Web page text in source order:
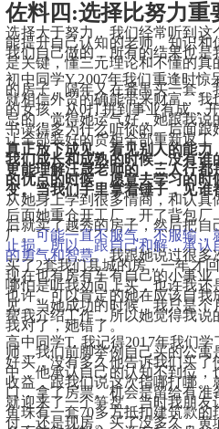
佐料四:选择比努力重
选择大于努力，我们经常听到这
能提升自己认知的老师，知识和
我们自己做的，所有的结果也是
是关键，懂三元理论和不懂的真
初中同学Y,2007年我们重逢时
的房子，隔年又在番禺买一套
就相信外贸的确能带来财富，我
的女孩，从0打拼到事业有成，
忌的，觉得她运气好，她跟我
书读得多为什么听你的。后面
让全部装好的货柜全部重新返工
真正放下成见，看见别人的能
我们成长和成熟的时候，没有
更能理解汪晟老师的，三人行
的优点的时候，愿意去学习的
变。当我们手里拿着锤子，见谁
从她身上学到很多情商，和认真
后面她重仓开工厂，开了背包厂
后就卖了越秀的房子，然后把自
厂。可能一直不服气，不服输
止损。所以，跟自己和解，承认
的勇气和智慧。我跟她说过很多
买了2套我们县城的房，一年才
现在也有房有车有自己的小事
哪怕是听我劝向上买，也许我
也许。可以肯定的她在应该自我
见，当她成功的时候，我只是
帮我介绍工作，所以她觉得我
我对了，她错了。
高中同学T, 我记得2017年我们
师，我们前脚举例自己买的公
好买，没有多久他告诉我们买了
中，他承认自己的认知不到位，
收益，跟我们说这次指哪打哪。
口，拿了房票。机会是留给有准
就迎来了一个笋盘。当时我朋友
鱼珠有一套70多方抵扣建筑款的
付，还是现房。买了没多久，黄